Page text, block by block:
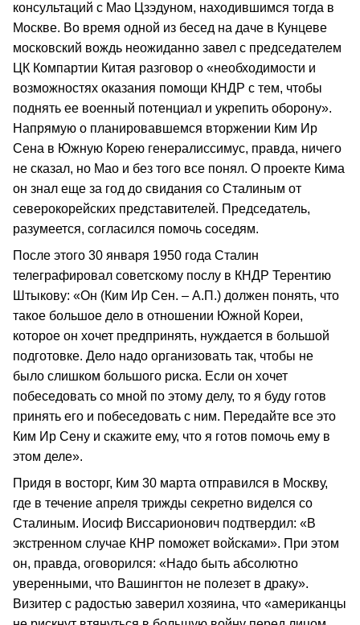
консультаций c Мао Цзэдуном, находившимся тогда в
Москве. Во время одной из бесед на даче в Кунцеве
московский вождь неожиданно завел с председателем
ЦК Компартии Китая разговор о «необходимости и
возможностях оказания помощи КНДР с тем, чтобы
поднять ее военный потенциал и укрепить оборону».
Напрямую о планировавшемся вторжении Ким Ир
Сена в Южную Корею генералиссимус, правда, ничего
не сказал, но Мао и без того все понял. О проекте Кима
он знал еще за год до свидания со Сталиным от
северокорейских представителей. Председатель,
разумеется, согласился помочь соседям.
После этого 30 января 1950 года Сталин
телеграфировал советскому послу в КНДР Терентию
Штыкову: «Он (Ким Ир Сен. – А.П.) должен понять, что
такое большое дело в отношении Южной Кореи,
которое он хочет предпринять, нуждается в большой
подготовке. Дело надо организовать так, чтобы не
было слишком большого риска. Если он хочет
побеседовать со мной по этому делу, то я буду готов
принять его и побеседовать с ним. Передайте все это
Ким Ир Сену и скажите ему, что я готов помочь ему в
этом деле».
Придя в восторг, Ким 30 марта отправился в Москву,
где в течение апреля трижды секретно виделся со
Сталиным. Иосиф Виссарионович подтвердил: «В
экстренном случае КНР поможет войсками». При этом
он, правда, оговорился: «Надо быть абсолютно
уверенными, что Вашингтон не полезет в драку».
Визитер с радостью заверил хозяина, что «американцы